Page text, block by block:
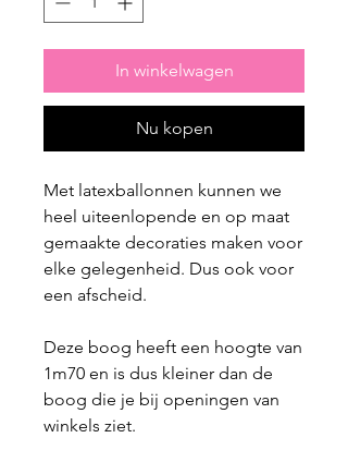
In winkelwagen
Nu kopen
Met latexballonnen kunnen we
heel uiteenlopende en op maat
gemaakte decoraties maken voor
elke gelegenheid. Dus ook voor
een afscheid.
Deze boog heeft een hoogte van
1m70 en is dus kleiner dan de
boog die je bij openingen van
winkels ziet.